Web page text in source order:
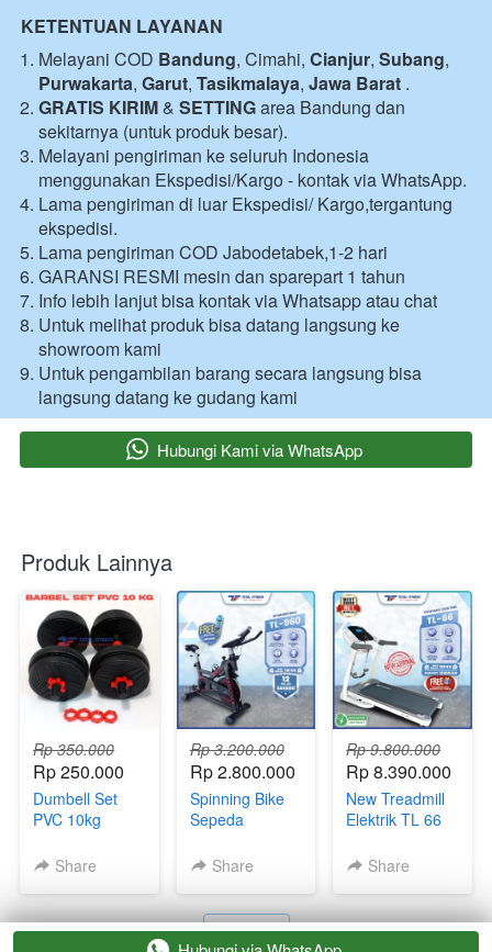
KETENTUAN LAYANAN
Melayani COD Bandung, Cimahi, Cianjur, Subang
Purwakarta, Garut, Tasikmalaya, Jawa Barat .
GRATIS KIRIM & SETTING area Bandung dan
sekitarnya (untuk produk besar).
Melayani pengiriman ke seluruh Indonesia
menggunakan Ekspedisi/Kargo - kontak via WhatsApp.
Lama pengiriman di luar Ekspedisi/ Kargo,tergantung
ekspedisi.
Lama pengiriman COD Jabodetabek,1-2 hari
GARANSI RESMI mesin dan sparepart 1 tahun
Info lebih lanjut bisa kontak via Whatsapp atau chat
Untuk melihat produk bisa datang langsung ke
showroom kami
Untuk pengambilan barang secara langsung bisa
langsung datang ke gudang kami
` Hubungi Kami via WhatsApp
Produk Lainnya
Rp 350.000
Rp 250.000
Dumbell Set
PVC 10kg
Plastik Alat
Share
Rp 3.200.000
Rp 2.800.000
Spinning Bike
Sepeda
Fitness Indoor
Share
Rp 9.800.000
Rp 8.390.000
New Treadmill
Elektrik TL 66
Bandung
Share
`